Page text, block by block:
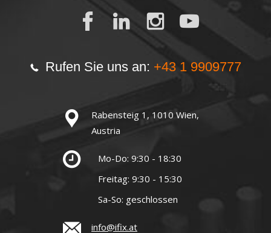
Rufen Sie uns an: +43 1 9909777
Rabensteig 1, 1010 Wien,
Austria
Mo-Do: 9:30 - 18:30
Freitag: 9:30 - 15:30
Sa-So: geschlossen
info@ifix.at